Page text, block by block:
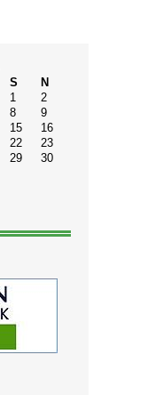
S
N
1
2
8
9
15
16
22
23
29
30